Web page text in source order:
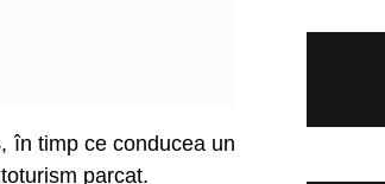
în timp ce conducea un
parcat.